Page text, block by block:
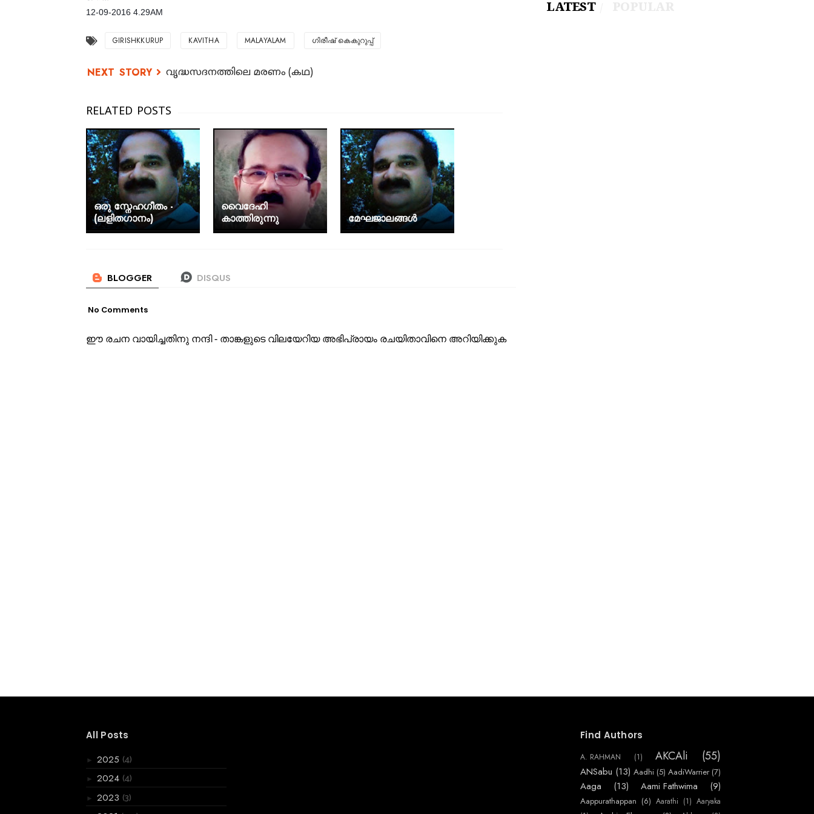
12-09-2016 4.29AM
GIRISHKKURUP KAVITHA MALAYALAM ഗിരീഷ് കെകുറുപ്പ്
വൃദ്ധസദനത്തിലെ മരണം (കഥ)
ഒരു സ്നേഹഗീതം -
(ലളിതഗാനം)
വൈദേഹി
കാത്തിരുന്നു
മേഘജാലങ്ങൾ
No Comments
ഈ രചന വായിച്ചതിനു നന്ദി - താങ്കളുടെ വിലയേറിയ അഭിപ്രായം രചയിതാവിനെ അറിയിക്കുക
LATEST
All Posts
► 2025 (4)
► 2024 (4)
► 2023 (3)
Find Authors
A. RAHMAN (1) AKCAli (55)
ANSabu (13) Aadhi (5) AadiWarrier (7)
Aaga (13) Aami Fathwima (9)
Aappurathappan (6) Aarathi (1) Aaryaka